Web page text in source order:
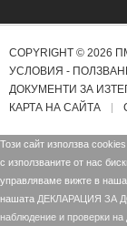
COPYRIGHT © 2026
УСЛОВИЯ -
ДОКУМЕНТИ ЗА
КАРТА НА САЙТА
Този сайт използва
с използваните от нас
управляваме вижте в
нашата ДЕКЛАРАЦИЯ ЗА
наблюдение и проверки на